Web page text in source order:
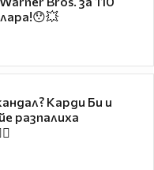
Карди Би и
разпалиха